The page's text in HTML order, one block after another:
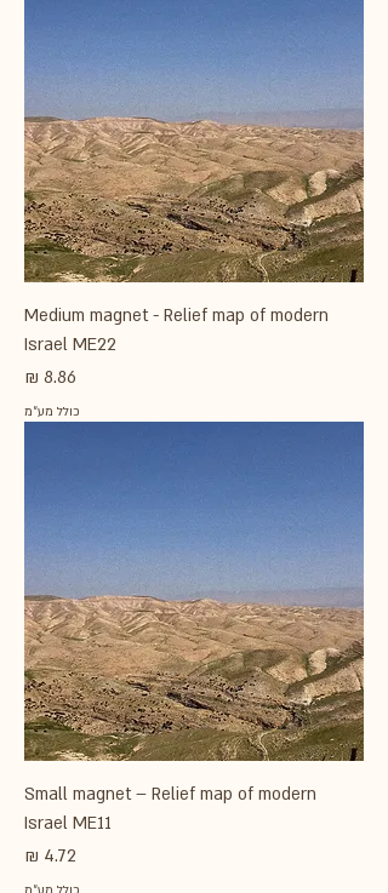
Medium magnet - Relief map of modern
Israel ME22
מחיר
כולל מע״מ
Small magnet – Relief map of modern
Israel ME11
מחיר